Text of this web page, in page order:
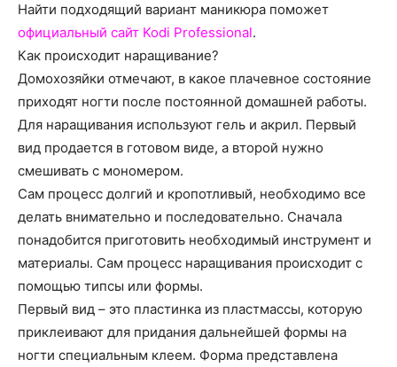
нем
Найти подходящий вариант маникюра поможет
официальный сайт Kodi Professional.
Как происходит наращивание?
Домохозяйки отмечают, в какое плачевное состояние
приходят ногти после постоянной домашней работы.
Для наращивания используют гель и акрил. Первый
вид продается в готовом виде, а второй нужно
смешивать с мономером.
Сам процесс долгий и кропотливый, необходимо все
делать внимательно и последовательно. Сначала
понадобится приготовить необходимый инструмент и
материалы. Сам процесс наращивания происходит с
помощью типсы или формы.
Первый вид – это пластинка из пластмассы, которую
приклеивают для придания дальнейшей формы на
ногти специальным клеем. Форма представлена